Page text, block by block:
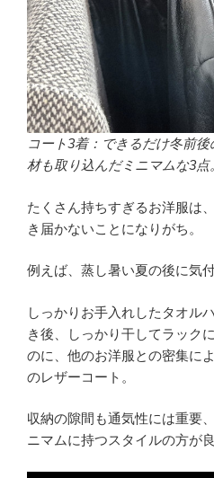
コート3着：できるだけ冬前
材も取り込んだミニマムな3点
たくさん持ちすぎるお洋服は
き届かないことになりがち。
例えば、蒸し暑い夏の後に気
しっかりお手入れしたタオル
き後、しっかり干してラック
のに、他のお洋服との密集に
のレザーコート。
収納の隙間も通気性には重要
ニマムに持つスタイルの方が